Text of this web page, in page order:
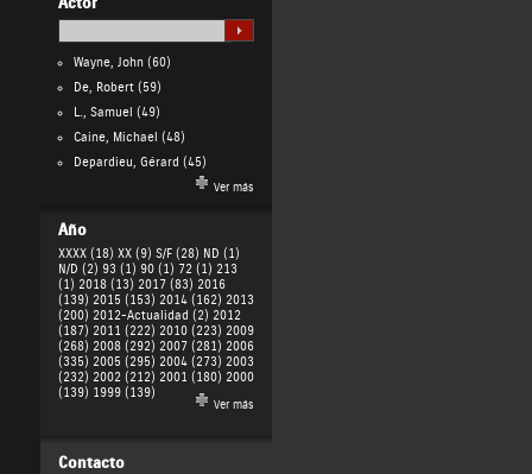
Wayne, John(60)
De, Robert(59)
L., Samuel (49)
Caine, Michael (48)
Depardieu, Gérard (45)
Ver más
Año
XXXX (18) XX (9) S/F (28) ND (1)
N/D (2) 93 (1) 90 (1) 72 (1) 213
(1) 2018 (13) 2017 (83) 2016
(139) 2015 (153) 2014 (162) 2013
(200) 2012-Actualidad (2) 2012
(187) 2011 (222) 2010 (223) 2009
(268) 2008 (292) 2007 (281) 2006
(335) 2005 (295) 2004 (273) 2003
(232) 2002 (212) 2001 (180) 2000
(139) 1999 (139)
Ver más
Contacto